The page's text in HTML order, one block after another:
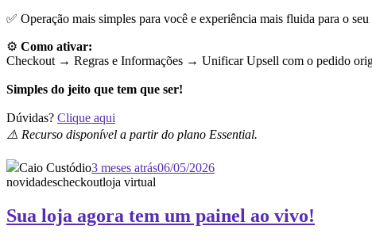
✅ Operação mais simples para você e experiência mais fluida para o
⚙️ Como ativar:
Checkout → Regras e Informações → Unificar Upsell com o pedido
Simples do jeito que tem que ser!
Dúvidas? Clique aqui
⚠️ Recurso disponível a partir do plano Essential.
Caio Custódio3 meses atrás06/05/2026
novidadescheckoutloja virtual
Sua loja agora tem um painel ao vivo!